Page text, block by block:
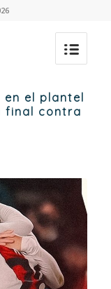
el plantel
final contra